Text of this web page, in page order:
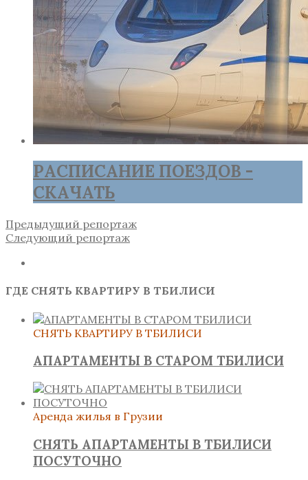
РАСПИСАНИЕ ПОЕЗДОВ -
СКАЧАТЬ
Предыдущий репортаж
Следующий репортаж
ГДЕ СНЯТЬ КВАРТИРУ В ТБИЛИСИ
СНЯТЬ КВАРТИРУ В ТБИЛИСИ
АПАРТАМЕНТЫ В СТАРОМ ТБИЛИСИ
Аренда жилья в Грузии
СНЯТЬ АПАРТАМЕНТЫ В ТБИЛИСИ
ПОСУТОЧНО